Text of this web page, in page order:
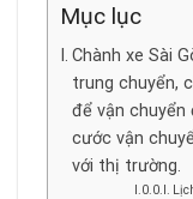
Mục lục
Chành xe Sài
trung chuyển,
để vận chuyển
cước vận
với thị trường.